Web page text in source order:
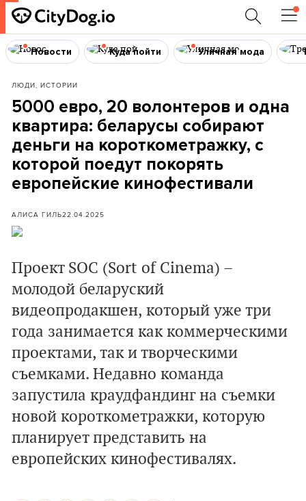
Новости Куда пойти Уличная мода
ЛЮДИ, ИСТОРИИ
5000 евро, 20 волонтеров и одна
квартира: беларусы собирают
деньги на короткометражку, с
которой поедут покорять
европейские кинофестивали
АЛИСА ГИЛЬ22.04.2025
Проект SOC (Sort of Cinema) –
молодой беларуский
видеопродакшен, который уже три
года занимается как коммерческими
проектами, так и творческими
съемками. Недавно команда
запустила краудфандинг на съемки
новой короткометражки, которую
планирует представить на
европейских кинофестивалях.